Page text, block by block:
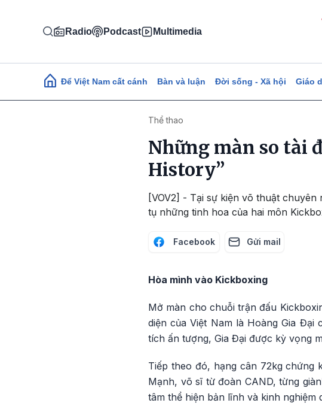
Radio Podcast Multimedia
Main navigation
Để Việt Nam cất cánh Bàn và luận Đời sống - Xã hội Giáo
Thể thao
Những màn so tài
History”
[VOV2] - Tại sự kiện võ thuật
tụ những tinh hoa của hai môn
Facebook Gửi mail
Hòa mình vào Kickboxing
Mở màn cho chuỗi trận đấu
diện của Việt Nam là Hoàng Gia
tích ấn tượng, Gia Đại được kỳ vọng
Tiếp theo đó, hạng cân 72kg chứng
Mạnh, võ sĩ từ đoàn CAND, từng
tâm thể hiện bản lĩnh và kinh nghiệm